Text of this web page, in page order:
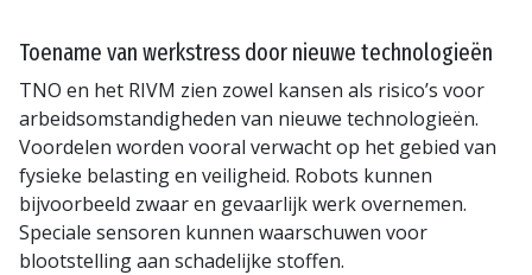
Toename van werkstress door nieuwe technologieën
TNO en het RIVM zien zowel kansen als risico’s voor
arbeidsomstandigheden van nieuwe technologieën.
Voordelen worden vooral verwacht op het gebied van
fysieke belasting en veiligheid. Robots kunnen
bijvoorbeeld zwaar en gevaarlijk werk overnemen.
Speciale sensoren kunnen waarschuwen voor
blootstelling aan schadelijke stoffen.